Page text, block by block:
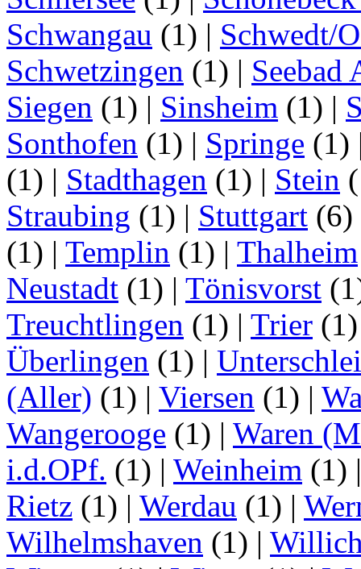
Schwangau (1) | Schwedt/
Schwetzingen (1) | Seebad
Siegen (1) | Sinsheim (1) |
Sonthofen (1) | Springe (1)
(1) | Stadthagen (1) | Stein
Straubing (1) | Stuttgart (6)
(1) | Templin (1) | Thalheim
Neustadt (1) | Tönisvorst
Treuchtlingen (1) | Trier
Überlingen (1) |
(Aller) (1) | Viersen (1) |
Wangerooge (1) | Waren
i.d.OPf. (1) | Weinheim (1)
Rietz (1) | Werdau (1) |
Wilhelmshaven (1) |